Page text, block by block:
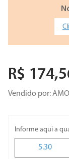
R$ 174,
Vendido por:
Informe aqui a